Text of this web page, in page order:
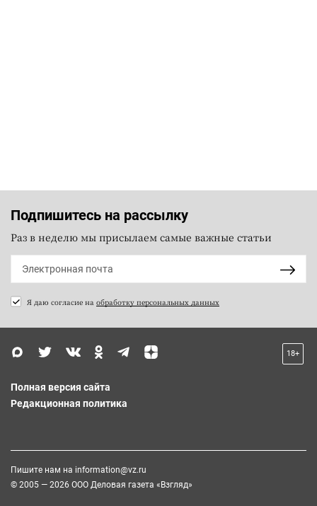
Подпишитесь на рассылку
Раз в неделю мы присылаем самые важные статьи
Я даю согласие на обработку персональных данных
18+
Полная версия сайта
Редакционная политика
Пишите нам на information@vz.ru
© 2005 — 2026 ООО Деловая газета «Взгляд»